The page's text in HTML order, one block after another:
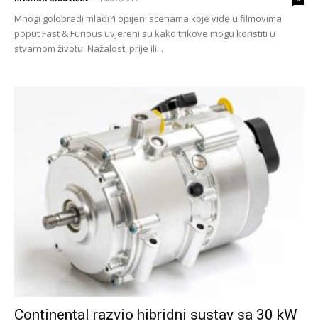
Mnogi golobradi mladi?i opijeni scenama koje vide u filmovima
poput Fast & Furious uvjereni su kako trikove mogu koristiti u
stvarnom životu. Nažalost, prije ili...
Continental razvio hibridni sustav sa 30 kW